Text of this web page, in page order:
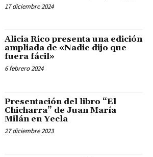
17 diciembre 2024
Alicia Rico presenta una edición
ampliada de «Nadie dijo que
fuera fácil»
6 febrero 2024
Presentación del libro “El
Chicharra” de Juan María
Milán en Yecla
27 diciembre 2023